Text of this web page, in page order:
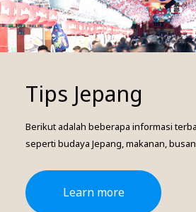
Tips Jepang
Berikut adalah beberapa informasi
seperti budaya Jepang, makanan,
Learn more